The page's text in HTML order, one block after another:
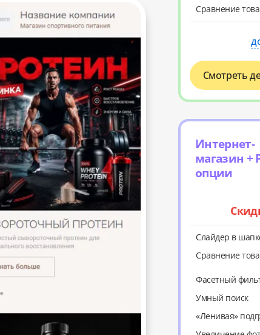
Cравнение
Смотреть
Интернет-
магазин +
опции
Слайдер в
Cравнение
Фасетный
Умный поиск
«Ленивая»